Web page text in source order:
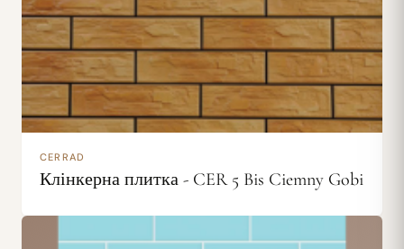
CERRAD
Клінкерна плитка - CER 5 Bis Ciemny Gobi